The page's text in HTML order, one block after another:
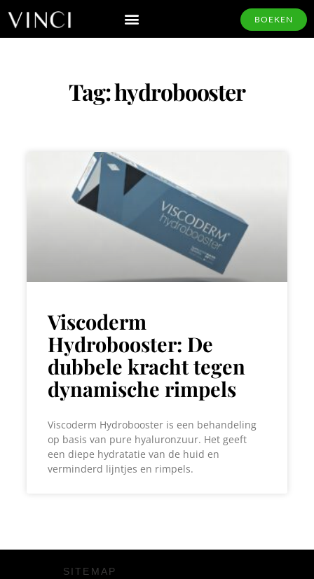
BOEKEN
Tag: hydrobooster
Viscoderm
Hydrobooster: De
dubbele kracht tegen
dynamische rimpels
Viscoderm Hydrobooster is een behandeling
op basis van pure hyaluronzuur. Het geeft
een diepe hydratatie van de huid en
verminderd lijntjes en rimpels.
SITEMAP